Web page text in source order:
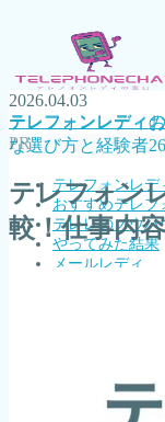
テレフォンレディ
な選び方と経験者
テレフォンレデ
おすすめテレフ
テレレのノウハ
やってみた結果
メールレディ
テレフォン
おすすめテ
2026.04.03
テレフォンレディ
PR
テレフォン
較！仕事内